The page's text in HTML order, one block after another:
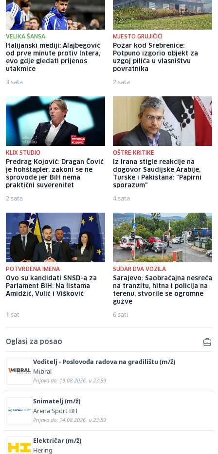
VELIKA ŠANSA
Italijanski mediji: Alajbegović
od prve minute protiv Intera,
evo gdje gledati prijenos
utakmice
3 sata
MJESTO GRUJIČIĆI
Požar kod Srebrenice:
Potpuno izgorio objekt za
uzgoj pilića u vlasništvu
povratnika
2 sata
KLIX STUDIO
Predrag Kojović: Dragan Čović
je hohštapler, zakoni se ne
sprovode jer BiH nema
praktični suverenitet
2 sata
OŠTRE KRITIKE
Iz Irana stigle reakcije na
dogovor Saudijske Arabije,
Turske i Pakistana: "Papirni
sporazum"
4 sata
POTVRĐENA IMENA
Ovo su kandidati SNSD-a za
Parlament BiH: Na listama
Amidžić, Vulić i Višković
1 sat
SUDAR DVA VOZILA
Sarajevo: Saobraćajna nesreća
na tranzitu, hitna i policija na
terenu, stvorile se ogromne
gužve
6 sati
Oglasi za posao
Voditelj - Poslovođa radova na gradilištu (m/ž)
Mibral
Prijava do: 19.08.2026. u 23:59
Snimatelj (m/ž)
Arena Sport BH
Prijava do: 14.08.2026. u 23:59
Električar (m/ž)
Hering